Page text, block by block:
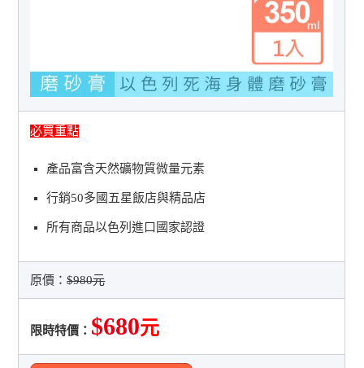
必買重點
產品富含天然礦物質微量元素
行銷50多國五星飯店與精品店
所有商品以色列進口國家認證
原價：$980元
限時特價： $680元